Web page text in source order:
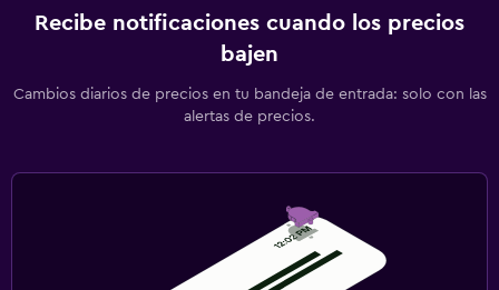
Servicio de streaming
Comedor al aire libre
Recibe notificaciones cuando los precios
bajen
Cambios diarios de precios en tu bandeja de entrada: solo con las
alertas de precios.